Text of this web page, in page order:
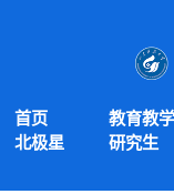
首页 教育教学
北极星
研究生